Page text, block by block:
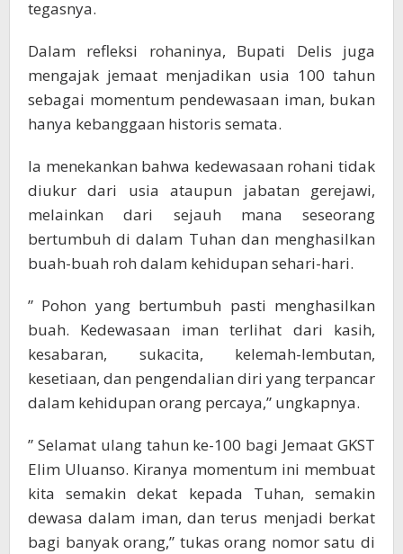
tegasnya.
Dalam refleksi rohaninya, Bupati Delis juga
mengajak jemaat menjadikan usia 100 tahun
sebagai momentum pendewasaan iman, bukan
hanya kebanggaan historis semata.
Ia menekankan bahwa kedewasaan rohani tidak
diukur dari usia ataupun jabatan gerejawi,
melainkan dari sejauh mana seseorang
bertumbuh di dalam Tuhan dan menghasilkan
buah-buah roh dalam kehidupan sehari-hari.
” Pohon yang bertumbuh pasti menghasilkan
buah. Kedewasaan iman terlihat dari kasih,
kesabaran, sukacita, kelemah-lembutan,
kesetiaan, dan pengendalian diri yang terpancar
dalam kehidupan orang percaya,” ungkapnya.
” Selamat ulang tahun ke-100 bagi Jemaat GKST
Elim Uluanso. Kiranya momentum ini membuat
kita semakin dekat kepada Tuhan, semakin
dewasa dalam iman, dan terus menjadi berkat
bagi banyak orang,” tukas orang nomor satu di